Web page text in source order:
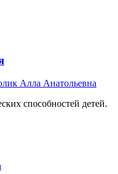
Алла Анатольевна
способностей детей.